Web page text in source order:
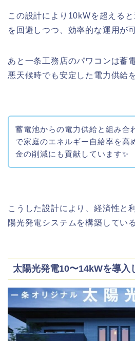
この設計により10kWを超える
を回避しつつ、効率的な運用が
あと一条工務店のパワコンは蓄
悪天候時でも安定した電力供給
蓄電池からの電力供給と組み合
で家庭のエネルギー自給率を高
金の削減にも貢献しています✨
こうした設計により、経済性と
陽光発電システムを構築している
太陽光発電10〜14kWを導入